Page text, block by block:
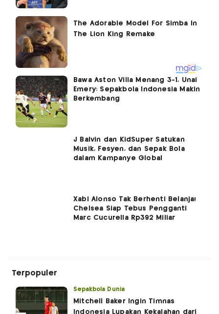
Bawa Aston Villa Menang 3-1, Unai
Emery: Sepakbola Indonesia Makin
Berkembang
J Balvin dan KidSuper Satukan
Musik, Fesyen, dan Sepak Bola
dalam Kampanye Global
Xabi Alonso Tak Berhenti Belanja!
Chelsea Siap Tebus Pengganti
Marc Cucurella Rp392 Miliar
Terpopuler
Sepakbola Dunia
Mitchell Baker Ingin Timnas
Indonesia Lupakan Kekalahan dari